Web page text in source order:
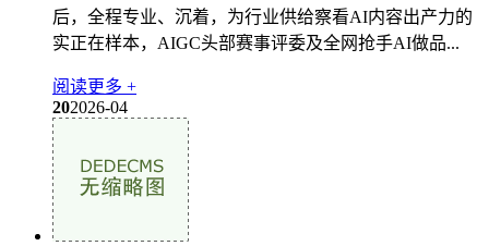
后，全程专业、沉着，为行业供给察看AI内容出产力的
实正在样本，AIGC头部赛事评委及全网抢手AI做品...
阅读更多 +
202026-04